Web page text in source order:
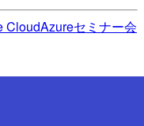
CloudAzureセミナー会